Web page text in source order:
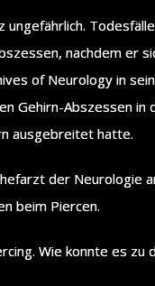
ungefährlich.
nachdem er
of Neurology in
Gehirn-Abszessen
ausgebreitet hatte.
der Neurologie
beim Piercen.
Wie konnte es zu